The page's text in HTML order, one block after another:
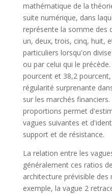
mathématique de la
suite numérique, dans
représente la somme des
un, deux, trois, cinq, huit,
particuliers lorsqu'on
ou par celui qui le
pourcent et 38,2
régularité surprenante
sur les marchés
proportions permet
vagues suivantes et
support et de résistance.
La relation entre les
généralement ces ratios
architecture prévisible
exemple, la vague 2